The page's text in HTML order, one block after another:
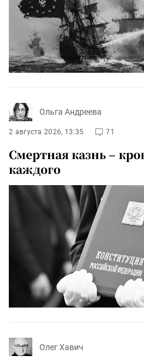
Ольга Андреева
2 августа 2026, 13:35 71
Смертная казнь –
каждого
Олег Хавич